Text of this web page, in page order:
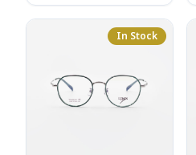
น้ำหนัก : 16 กรัม
อุปกรณ์ : กล่องแว่น , ผ้าเช็ดแว่น
In Stock